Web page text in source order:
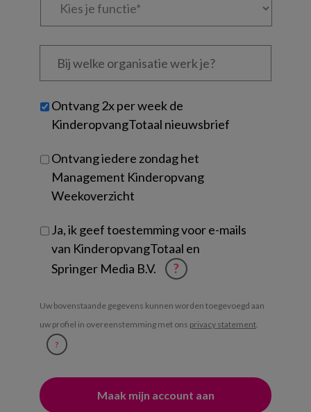
Bij
welke
je?
Untitled
Ontvang 2x per week de
KinderopvangTotaal nieuwsbrief
Ontvang iedere zondag het
Management Kinderopvang
Weekoverzicht
Ja, ik geef toestemming voor e-mails
van KinderopvangTotaal en
Springer Media B.V.
?
Uw bovenstaande gegevens kunnen worden toegevoegd aan
uw profiel in overeenstemming met ons privacy statement
?